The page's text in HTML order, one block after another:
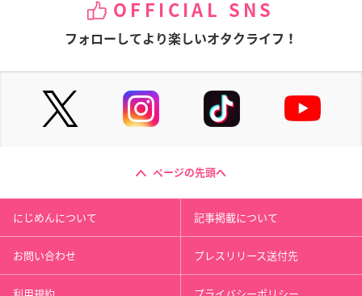
OFFICIAL SNS
フォローしてより楽しいオタクライフ！
ページの先頭へ
にじめんについて 記事掲載について
お問い合わせ プレスリリース送付先